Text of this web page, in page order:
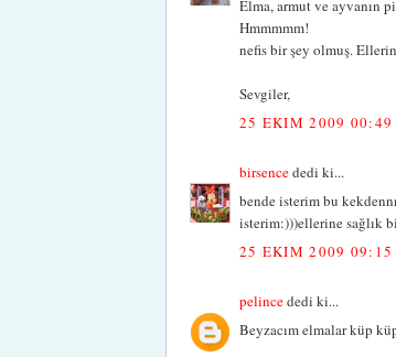
Elma, armut ve ayvanın
Hmmmmm!
nefis bir şey olmuş.
Sevgiler,
25 EKIM 2009 00:49
birsencededi ki...
bende isterim bu
isterim:)))ellerine sağlık
25 EKIM 2009 09:15
pelincededi ki...
Beyzacım elmalar küp